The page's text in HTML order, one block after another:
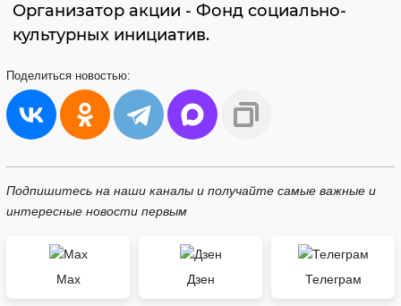
Организатор акции - Фонд социально-
культурных инициатив.
Поделиться новостью:
Подпишитесь на наши каналы и получайте самые важные и
интересные новости первым
Max Дзен Телеграм